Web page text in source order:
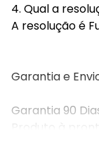
4. Qual a
A resolução é
Garantia e
Garantia 90
Produto à